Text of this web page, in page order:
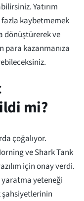
Yatırım
kaybetmemek
dönüştürerek ve
para kazanmanıza
mi?
çoğalıyor.
ve Shark Tank
için onay verdi.
yeteneği
şahsiyetlerinin